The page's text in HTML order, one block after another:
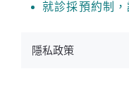
就診採預約制
隱私政策